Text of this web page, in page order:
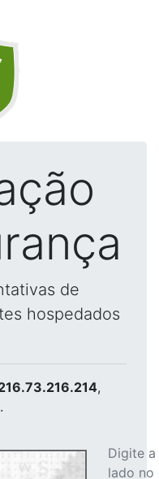
de
hospedados
,
Digite
lado no